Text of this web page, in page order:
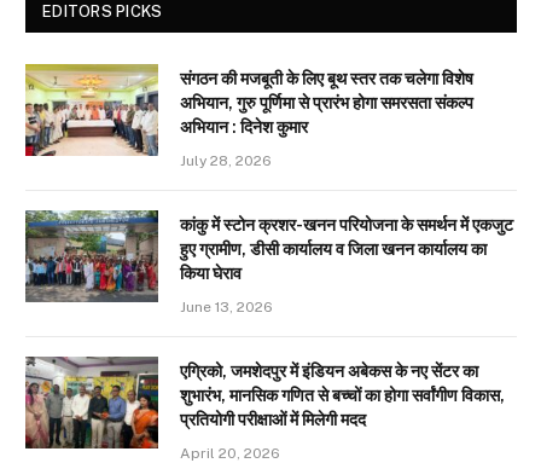
EDITORS PICKS
संगठन की मजबूती के लिए बूथ स्तर तक चलेगा विशेष
अभियान, गुरु पूर्णिमा से प्रारंभ होगा समरसता संकल्प
अभियान : दिनेश कुमार
July 28, 2026
कांकु में स्टोन क्रशर-खनन परियोजना के समर्थन में एकजुट
हुए ग्रामीण, डीसी कार्यालय व जिला खनन कार्यालय का
किया घेराव
June 13, 2026
एग्रिको, जमशेदपुर में इंडियन अबेकस के नए सेंटर का
शुभारंभ, मानसिक गणित से बच्चों का होगा सर्वांगीण विकास,
प्रतियोगी परीक्षाओं में मिलेगी मदद
April 20, 2026